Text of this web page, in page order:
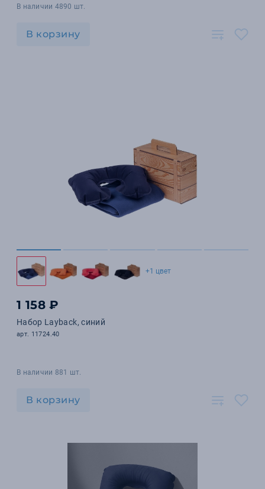
В наличии 4890 шт.
В корзину
+1 цвет
1 158 ₽
Набор Layback, синий
арт. 11724.40
В наличии 881 шт.
В корзину